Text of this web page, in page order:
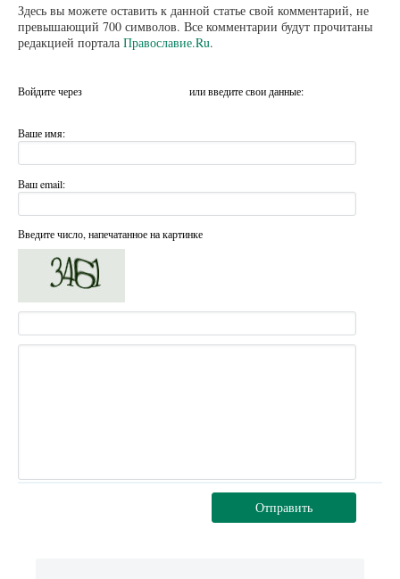
Здесь вы можете оставить к данной статье свой комментарий, не
превышающий 700 символов. Все комментарии будут прочитаны
редакцией портала Православие.Ru.
Войдите через или введите свои данные:
Ваше имя:
Ваш email:
Введите число, напечатанное на картинке
Отправить